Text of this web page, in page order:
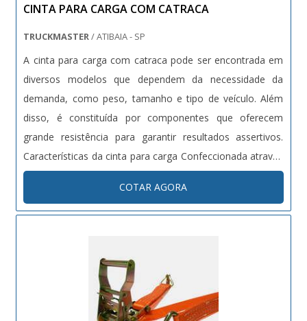
CINTA PARA CARGA COM CATRACA
TRUCKMASTER/ ATIBAIA - SP
A cinta para carga com catraca pode ser encontrada em
diversos modelos que dependem da necessidade da
demanda, como peso, tamanho e tipo de veículo. Além
disso, é constituída por componentes que oferecem
grande resistência para garantir resultados assertivos.
Características da cinta para carga Confeccionada através
do poliéster, material de alta resistência e ótima
durabilidade, a cinta para carga possui: Propriedade para
manter a seguranç...
COTAR AGORA